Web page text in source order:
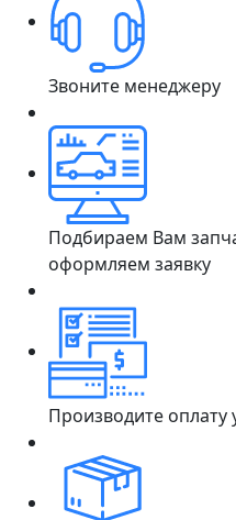
Звоните менеджеру
Подбираем Вам
оформляем заявку
Производите